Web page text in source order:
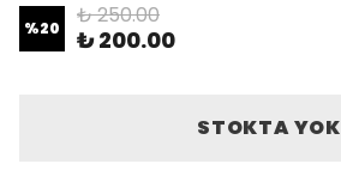
%20 ₺ 250.00
₺ 200.00
STOKTA YOK